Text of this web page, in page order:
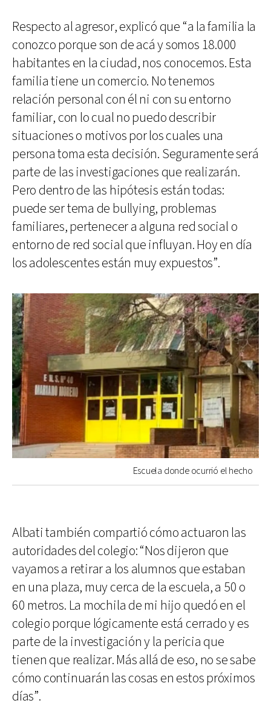
Respecto al agresor, explicó que “a la familia la
conozco porque son de acá y somos 18.000
habitantes en la ciudad, nos conocemos. Esta
familia tiene un comercio. No tenemos
relación personal con él ni con su entorno
familiar, con lo cual no puedo describir
situaciones o motivos por los cuales una
persona toma esta decisión. Seguramente será
parte de las investigaciones que realizarán.
Pero dentro de las hipótesis están todas:
puede ser tema de bullying, problemas
familiares, pertenecer a alguna red social o
entorno de red social que influyan. Hoy en día
los adolescentes están muy expuestos”.
Escuela donde ocurrió el hecho
Albati también compartió cómo actuaron las
autoridades del colegio: “Nos dijeron que
vayamos a retirar a los alumnos que estaban
en una plaza, muy cerca de la escuela, a 50 o
60 metros. La mochila de mi hijo quedó en el
colegio porque lógicamente está cerrado y es
parte de la investigación y la pericia que
tienen que realizar. Más allá de eso, no se sabe
cómo continuarán las cosas en estos próximos
días”.